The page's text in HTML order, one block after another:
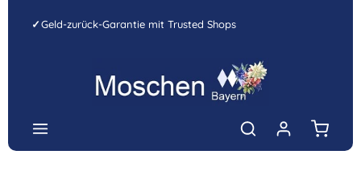
Zum Hauptinhalt springen
✓Geld-zurück-Garantie mit Trusted Shops